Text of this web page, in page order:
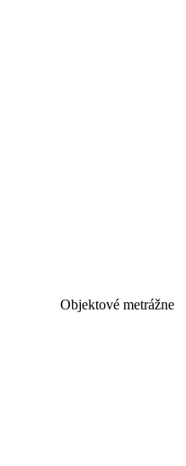
Objektové metrážne